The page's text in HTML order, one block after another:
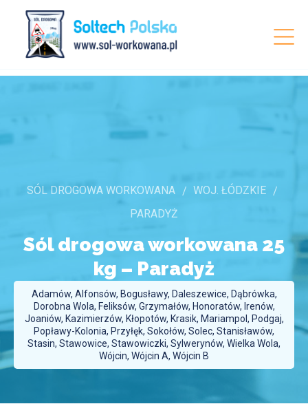
SÓL DROGOWA WORKOWANA
WOJ. ŁÓDZKIE
PARADYŻ
Sól drogowa workowana 25
kg – Paradyż
Adamów, Alfonsów, Bogusławy, Daleszewice, Dąbrówka,
Dorobna Wola, Feliksów, Grzymałów, Honoratów, Irenów,
Joaniów, Kazimierzów, Kłopotów, Krasik, Mariampol, Podgaj,
Popławy-Kolonia, Przyłęk, Sokołów, Solec, Stanisławów,
Stasin, Stawowice, Stawowiczki, Sylwerynów, Wielka Wola,
Wójcin, Wójcin A, Wójcin B